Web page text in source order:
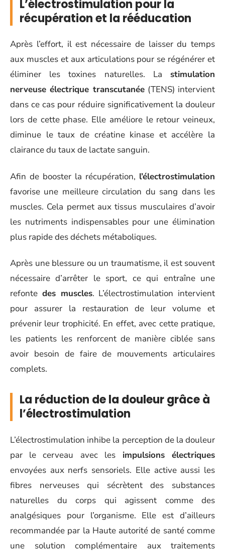
L’électrostimulation pour la
récupération et la rééducation
Après l’effort, il est nécessaire de laisser du temps
aux muscles et aux articulations pour se régénérer et
éliminer les toxines naturelles. La stimulation
nerveuse électrique transcutanée(TENS) intervient
dans ce cas pour réduire significativement la douleur
lors de cette phase. Elle améliore le retour veineux,
diminue le taux de créatine kinase et accélère la
clairance du taux de lactate sanguin.
Afin de booster la récupération, l’électrostimulation
favorise une meilleure circulation du sang dans les
muscles. Cela permet aux tissus musculaires d’avoir
les nutriments indispensables pour une élimination
plus rapide des déchets métaboliques.
Après une blessure ou un traumatisme, il est souvent
nécessaire d’arrêter le sport, ce qui entraîne une
refonte des muscles. L’électrostimulation intervient
pour assurer la restauration de leur volume et
prévenir leur trophicité. En effet, avec cette pratique,
les patients les renforcent de manière ciblée sans
avoir besoin de faire de mouvements articulaires
complets.
La réduction de la douleur grâce à
l’électrostimulation
L’électrostimulation inhibe la perception de la douleur
par le cerveau avec lesimpulsions électriques
envoyées aux nerfs sensoriels. Elle active aussi les
fibres nerveuses qui sécrètent des substances
naturelles du corps qui agissent comme des
analgésiques pour l’organisme. Elle est d’ailleurs
recommandée par la Haute autorité de santé comme
une solution complémentaire aux traitements